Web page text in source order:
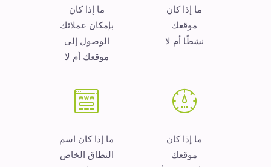
ما إذا كان
موقعك
نشطًا أم لا
ما إذا كان
بإمكان عملائك
الوصول إلى
موقعك أم لا
ما إذا كان
موقعك
ما إذا كان اسم
النطاق الخاص